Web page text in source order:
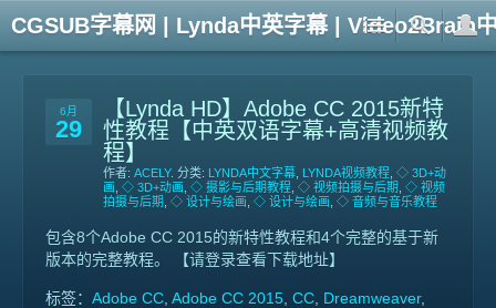
CGSUB字幕网 | Lynda中英字幕 | Video2Brain
6月
29
【Lynda HD】Adobe CC 2015新特
性教程【中英双语字幕+高清视频教
程】
作者: ACELY. 分类: LYNDA中文字幕 LYNDA视频教程 ◇ 3D+动
画 ◇ 3D+动画 ◇ 摄影与后期教程 ◇ 视频拍摄与后期 ◇ 视频
拍摄与后期 ◇ 设计与绘画 ◇ 设计与绘画 ◇ 音频与音乐教程
包含8个Adobe CC 2015的新特性教程和4个完整的基于新
版本的完整教程。 【请登录查看下载地址】
标签： Adobe CC Adobe CC 2015 CC Dreamweaver,